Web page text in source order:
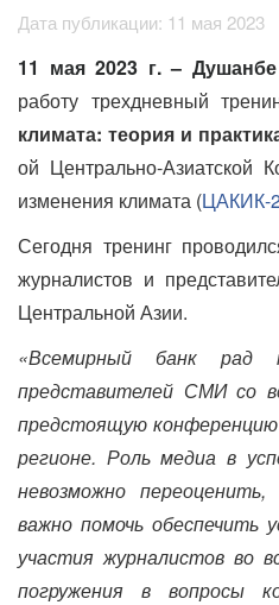
Дата публикации: 11 мая 2023
11 мая 2023 г. –
работу трехдневный
климата: теория и
ой Центрально-Азиатской
изменения климата (ЦАКИК-
Сегодня тренинг
журналистов и
Центральной Азии.
«Всемирный банк рад
представителей СМИ со
предстоящую
регионе. Роль медиа в
невозможно
важно помочь обеспечить
участия журналистов во
погружения в вопросы